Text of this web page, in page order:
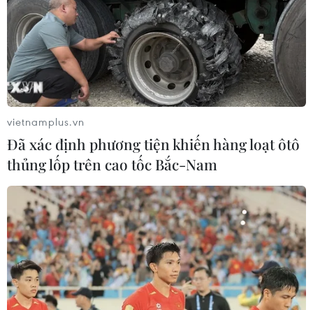
kỷ nguyên mới của ngành ôtô
01/08/2020 08:06
Tesla có cách tiếp cận thử nghiệm theo tư duy cấp tiến
và đổi mới nhanh, còn Mercedes và các nhà sản xuất
ôtô truyền thống khác lúc đó vẫn chưa sẵn sàng tung ra
một công nghệ mới.
vietnamplus.vn
Đã xác định phương tiện khiến hàng loạt ôtô
thủng lốp trên cao tốc Bắc-Nam